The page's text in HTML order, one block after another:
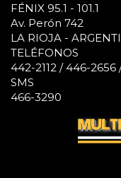
FÉNIX 95.1 - 101.1
Av. Perón 742
LA RIOJA -
TELÉFONOS
442-2112 / 446-
SMS
466-3290